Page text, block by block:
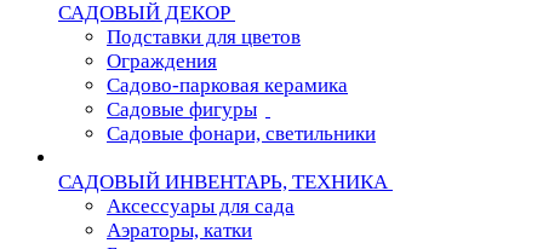
САДОВЫЙ ДЕКОР
Подставки для цветов
Ограждения
Садово-парковая керамика
Садовые фигуры
Садовые фонари, светильники
САДОВЫЙ ИНВЕНТАРЬ, ТЕХНИКА
Аксессуары для сада
Аэраторы, катки